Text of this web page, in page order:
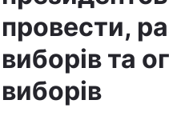
провести,
виборів та
виборів